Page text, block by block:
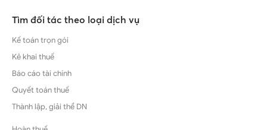
Tìm đối tác theo loại dịch vụ
Kế toán trọn gói
Kê khai thuế
Báo cáo tài chính
Quyết toán thuế
Thành lập, giải thể DN